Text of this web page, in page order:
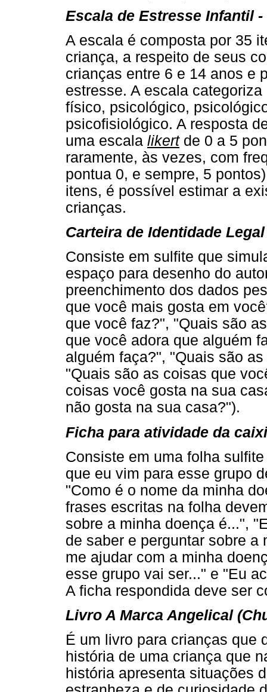
Escala de Estresse Infantil
A escala é composta por 35
criança, a respeito de seus
crianças entre 6 e 14 anos e
estresse. A escala
físico, psicológico,
psicofisiológico. A resposta
uma escala likertde 0 a 5
raramente, às vezes, com
pontua 0, e sempre, 5
itens, é possível estimar a
crianças.
Carteira de Identidade Legal
Consiste em sulfite que
espaço para desenho do
preenchimento dos dados
que você mais gosta em
que você faz?", "Quais são
que você adora que alguém
alguém faça?", "Quais são
"Quais são as coisas que
coisas você gosta na sua
não gosta na sua casa?").
Ficha para atividade da
Consiste em uma folha
que eu vim para esse grupo
"Como é o nome da minha
frases escritas na folha
sobre a minha doença é...",
de saber e perguntar sobre
me ajudar com a minha
esse grupo vai ser..." e "Eu
A ficha respondida deve ser
Livro A Marca Angelical
É um livro para crianças que
história de uma criança que
história apresenta situações